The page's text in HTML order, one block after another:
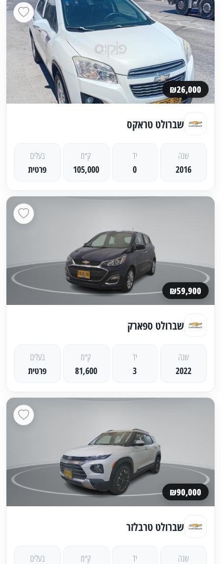
₪26,000
שברולט טראקס
שנה
2016
יד
0
ק״מ
105,000
בעלים
פרטית
₪59,900
שברולט ספארק
שנה
2022
יד
3
ק״מ
81,600
בעלים
פרטית
₪90,000
שברולט טרבלזר
שנה
יד
ק״מ
בעלים